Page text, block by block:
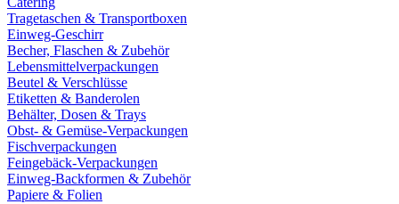
Tragetaschen & Transportboxen
Einweg-Geschirr
Becher, Flaschen & Zubehör
Lebensmittelverpackungen
Beutel & Verschlüsse
Etiketten & Banderolen
Behälter, Dosen & Trays
Obst- & Gemüse-Verpackungen
Fischverpackungen
Feingebäck-Verpackungen
Einweg-Backformen & Zubehör
Papiere & Folien